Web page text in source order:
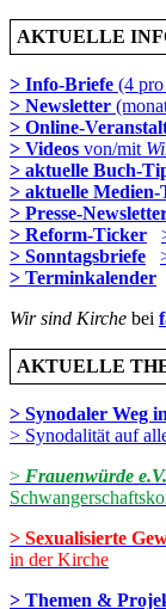
AKTUELLE
> Info-Briefe (4
> Newsletter
> Online-
> Videos von/mit
> aktuelle Buch-
> aktuelle Medien-
> Presse-
> Reform-Ticker
> Sonntagsbriefe
> Terminkalender
Wir sind Kirche bei
AKTUELLE
> Synodaler Weg
> Synodalität auf
> Frauenwürde e.V.
> Sexualisierte
in der Kirche
> Themen &